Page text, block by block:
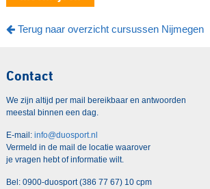
Terug naar overzicht cursussen Nijmegen
Contact
We zijn altijd per mail bereikbaar en antwoorden
meestal binnen een dag.
E-mail: info@duosport.nl
Vermeld in de mail de locatie waarover
je vragen hebt of informatie wilt.
Bel: 0900-duosport (386 77 67) 10 cpm